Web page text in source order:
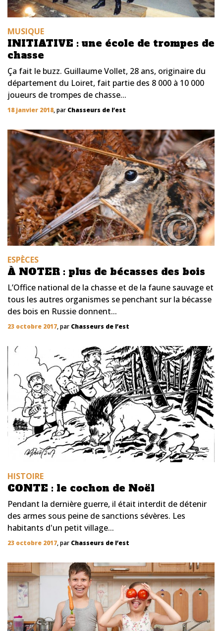
MUSIQUE
INITIATIVE : une école de trompes de
chasse
Ça fait le buzz. Guillaume Vollet, 28 ans, originaire du
département du Loiret, fait partie des 8 000 à 10 000
joueurs de trompes de chasse...
18 janvier 2018, par Chasseurs de l’est
ESPÈCES
À NOTER : plus de bécasses des bois
L’Office national de la chasse et de la faune sauvage et
tous les autres organismes se penchant sur la bécasse
des bois en Russie donnent...
23 octobre 2017, par Chasseurs de l’est
HISTOIRE
CONTE : le cochon de Noël
Pendant la dernière guerre, il était interdit de détenir
des armes sous peine de sanctions sévères. Les
habitants d'un petit village...
23 octobre 2017, par Chasseurs de l’est